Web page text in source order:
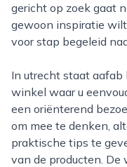
gericht op zoek gaat
gewoon inspiratie
voor stap begeleid
In utrecht staat aafab bv bekend als een toegankelijke
winkel waar u
een oriënterend
om mee te denken,
praktische tips te
van de producten. De